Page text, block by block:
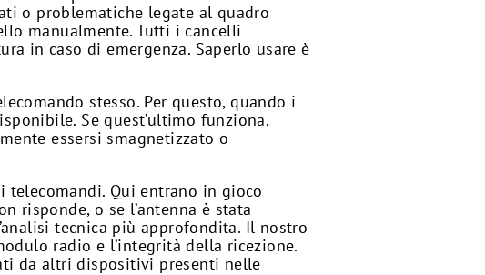
o problematiche legate al quadro
manualmente. Tutti i cancelli
in caso di emergenza. Saperlo usare è
stesso. Per questo, quando i
Se quest’ultimo funziona,
essersi smagnetizzato o
telecomandi. Qui entrano in gioco
risponde, o se l’antenna è stata
tecnica più approfondita. Il nostro
radio e l’integrità della ricezione.
da altri dispositivi presenti nelle